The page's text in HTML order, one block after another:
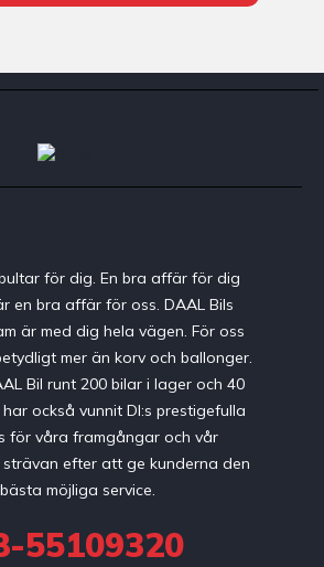
för dig. En bra affär för dig
en bra affär för oss. DAAL Bils
är med dig hela vägen. För oss
mer än korv och ballonger.
Bil runt 200 bilar i lager och 40
också vunnit DI:s prestigefulla
för våra framgångar och vår
efter att ge kunderna den
bästa möjliga service.
55109320